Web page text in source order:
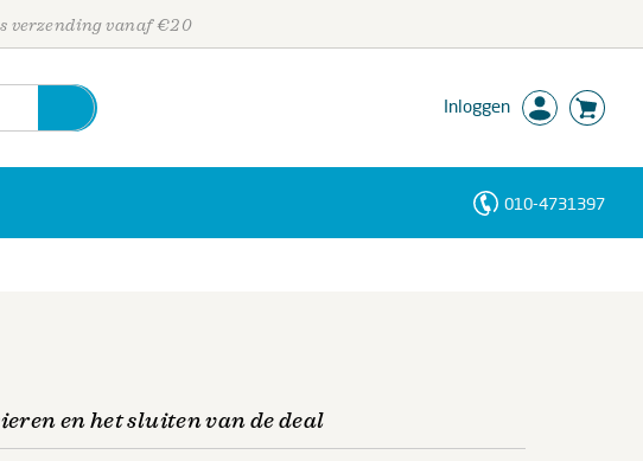
verzending vanaf €20
Inloggen
010-4731397
en het sluiten van de deal
Personen